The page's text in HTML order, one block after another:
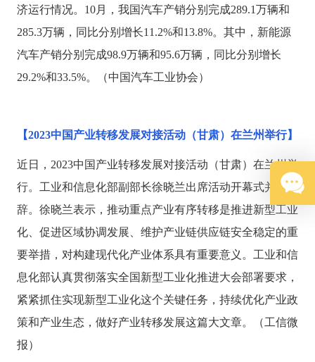
济运行情况。10月，我国汽车产销分别完成289.1万辆和
285.3万辆，同比分别增长11.2%和13.8%。其中，新能源
汽车产销分别完成98.9万辆和95.6万辆，同比分别增长
29.2%和33.5%。（中国汽车工业协会）
【2023中国产业转移发展对接活动（甘肃）在兰州举行】
近日， 2023中国产业转移发展对接活动（甘肃）在兰州举
行。工业和信息化部副部长徐晓兰出席活动开幕式并致
辞。徐晓兰表示，推动重点产业有序转移是推进新型工业
化、促进区域协调发展、维护产业链供应链安全稳定的重
要举措，对构建现代化产业体系具有重要意义。工业和信
息化部认真贯彻落实全国新型工业化推进大会部署要求，
紧紧抓住实现新型工业化这个关键任务，持续优化产业政
策和产业生态，做好产业转移发展这篇大文章。（工信微
报）